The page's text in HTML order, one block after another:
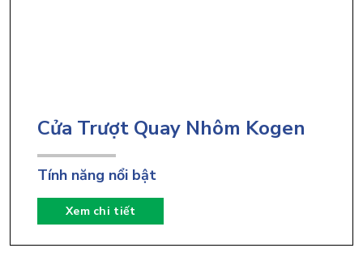
Cửa Trượt Quay Nhôm Kogen
Tính năng nổi bật
Xem chi tiết